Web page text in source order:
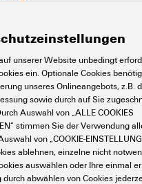
Center
Sie regelmäßig nach Downloads?
Sie unser Support Center!
Leistungsstarke Suche - Dank einer
finden Sie Ihre Antwort noch schneller
Center
unserer Website unbedingt
ein. Optionale Cookies
unseres Onlineangebots, z.B.
sowie durch auf Sie
Auswahl von „ALLE COOKIES
stimmen Sie der Verwendung
von „COOKIE-
ablehnen, einzelne nicht
auswählen oder Ihre einmal
durch abwählen von Cookies